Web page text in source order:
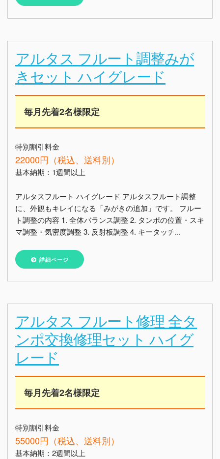
アルタス フルート調整みが
きセット ハイグレード
毎月先着2名様限定
特別割引料金
22000円（税込、送料別）
基本納期：1週間以上
アルタスフルート ハイグレード アルタスフルート調整
に、外観もキレイになる「みがきの追加」です。 フルー
ト調整の内容 1. 全体バランス調整 2. タンポの位置・スキ
マ調整・気密度調整 3. 反射板調整 4. キータッチ...
詳細ページ
アルタス フルート修理 全タ
ンポ交換修理セット ハイグ
レード
毎月先着2名様限定
特別割引料金
55000円（税込、送料別）
基本納期：2週間以上